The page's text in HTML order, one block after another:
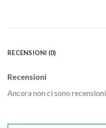
RECENSIONI (0)
Recensioni
Ancora non ci sono recensioni.